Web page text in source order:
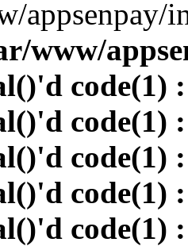
www/
code(1)
code(1)
code(1)
code(1)
code(1)